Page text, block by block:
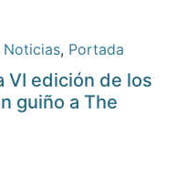
Noticias, Portada
VI edición de los
guiño a The